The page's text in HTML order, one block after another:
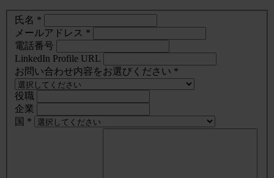
氏名 *
メールアドレス *
電話番号
LinkedIn Profile URL
お問い合わせ内容をお選びください *
役職
企業
国 *